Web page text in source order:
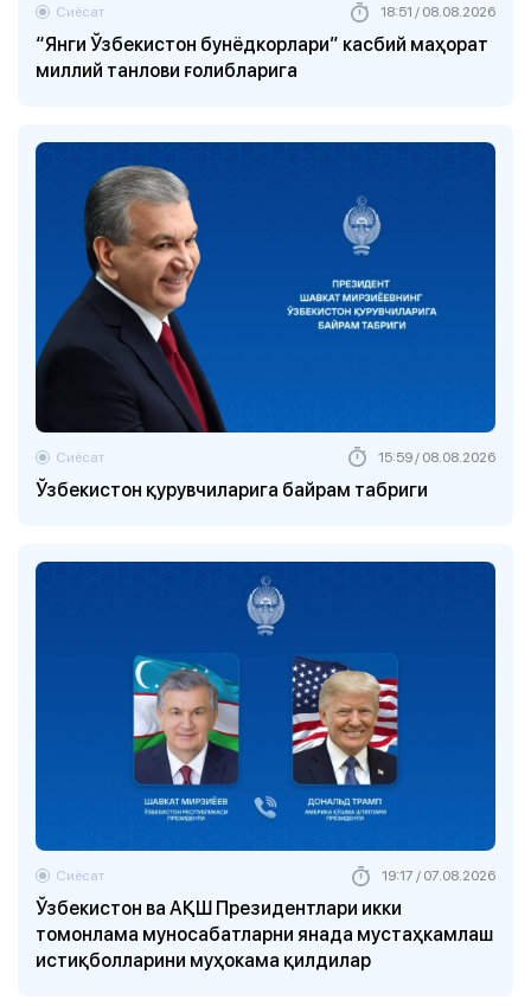
“Янги Ўзбекистон бунёдкорлари” касбий маҳорат
миллий танлови ғолибларига
Сиёсат 18:51 / 08.08.2026
Ўзбекистон қурувчиларига байрам табриги
Сиёсат 15:59 / 08.08.2026
Ўзбекистон ва АҚШ Президентлари икки
томонлама муносабатларни янада мустаҳкамлаш
истиқболларини муҳокама қилдилар
Сиёсат 19:17 / 07.08.2026